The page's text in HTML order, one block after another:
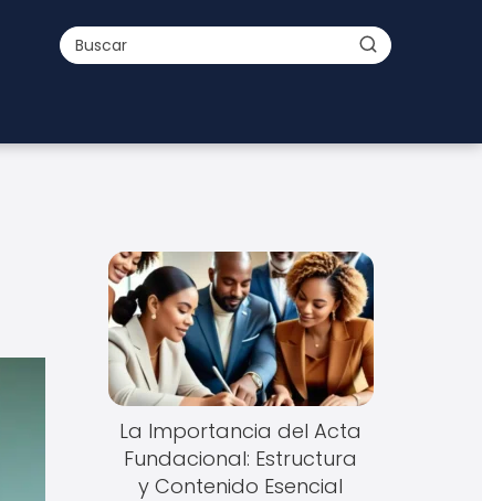
La Importancia del Acta
Fundacional: Estructura
y Contenido Esencial